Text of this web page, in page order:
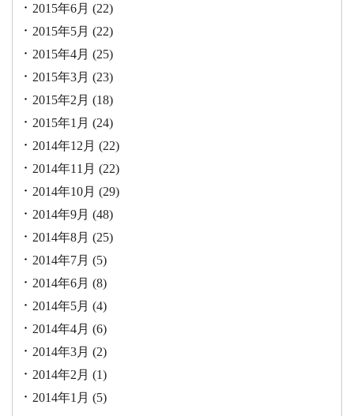
2015年6月 (22)
2015年5月 (22)
2015年4月 (25)
2015年3月 (23)
2015年2月 (18)
2015年1月 (24)
2014年12月 (22)
2014年11月 (22)
2014年10月 (29)
2014年9月 (48)
2014年8月 (25)
2014年7月 (5)
2014年6月 (8)
2014年5月 (4)
2014年4月 (6)
2014年3月 (2)
2014年2月 (1)
2014年1月 (5)